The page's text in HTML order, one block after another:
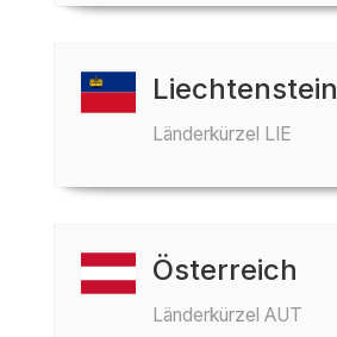
Liechtenstein
Länderkürzel LIE
Österreich
Länderkürzel AUT